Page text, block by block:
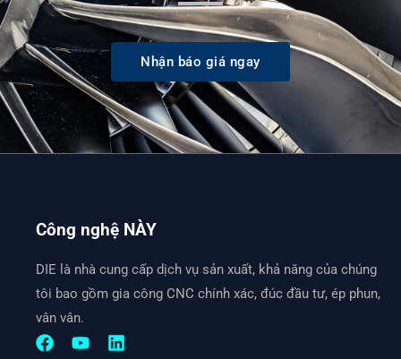
Nhận báo giá ngay
Công nghệ NÀY
DIE là nhà cung cấp dịch vụ sản xuất, khả năng của chúng
tôi bao gồm gia công CNC chính xác, đúc đầu tư, ép phun,
vân vân.